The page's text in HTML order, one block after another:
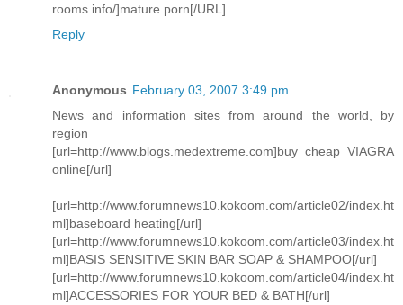
rooms.info/]mature porn[/URL]
Reply
Anonymous February 03, 2007 3:49 pm
News and information sites from around the world, by
region
[url=http://www.blogs.medextreme.com]buy cheap VIAGRA
online[/url]
[url=http://www.forumnews10.kokoom.com/article02/index.ht
ml]baseboard heating[/url]
[url=http://www.forumnews10.kokoom.com/article03/index.ht
ml]BASIS SENSITIVE SKIN BAR SOAP & SHAMPOO[/url]
[url=http://www.forumnews10.kokoom.com/article04/index.ht
ml]ACCESSORIES FOR YOUR BED & BATH[/url]